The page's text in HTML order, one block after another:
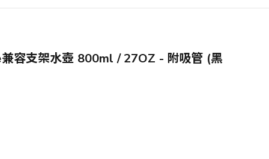
容支架水壺 800ml / 27OZ - 附吸管 (黑